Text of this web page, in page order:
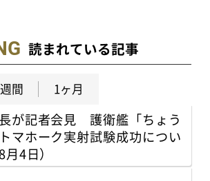
読まれている記事
間 1ヶ月
が記者会見 護衛艦「ちょう
マホーク実射試験成功につい
4日）